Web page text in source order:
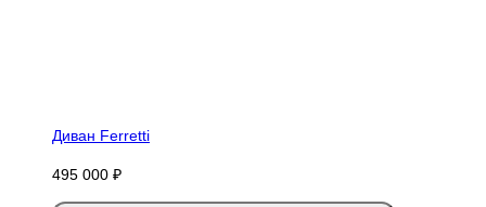
Диван Ferretti
495 000 ₽